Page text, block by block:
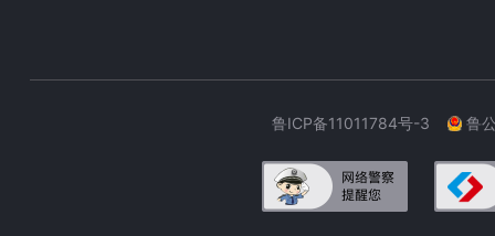
鲁ICP备11011784号-3 鲁